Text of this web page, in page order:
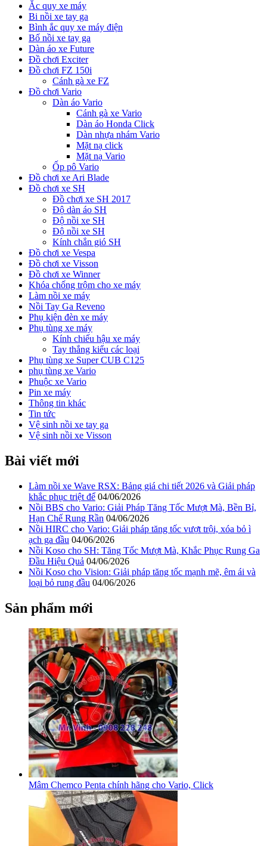
Ắc quy xe máy
Bi nồi xe tay ga
Bình ắc quy xe máy điện
Bố nồi xe tay ga
Dàn áo xe Future
Đồ chơi Exciter
Đồ chơi FZ 150i
Cánh gà xe FZ
Đồ chơi Vario
Dàn áo Vario
Cánh gà xe Vario
Dàn áo Honda Click
Dàn nhựa nhám Vario
Mặt nạ click
Mặt nạ Vario
Ốp pô Vario
Đồ chơi xe Ari Blade
Đồ chơi xe SH
Đồ chơi xe SH 2017
Độ dàn áo SH
Độ nồi xe SH
Độ nồi xe SH
Kính chắn gió SH
Đồ chơi xe Vespa
Đồ chơi xe Visson
Đồ chơi xe Winner
Khóa chống trộm cho xe máy
Làm nồi xe máy
Nồi Tay Ga Reveno
Phụ kiện đèn xe máy
Phụ tùng xe máy
Kính chiếu hậu xe máy
Tay thắng kiểu các loại
Phụ tùng xe Super CUB C125
phụ tùng xe Vario
Phuộc xe Vario
Pin xe máy
Thông tin khác
Tin tức
Vệ sinh nồi xe tay ga
Vệ sinh nồi xe Visson
Bài viết mới
Làm nồi xe Wave RSX: Bảng giá chi tiết 2026 và Giải pháp
khắc phục triệt để 04/06/2026
Nồi BBS cho Vario: Giải Pháp Tăng Tốc Mượt Mà, Bền Bỉ,
Hạn Chế Rung Rần 04/06/2026
Nồi HIRC cho Vario: Giải pháp tăng tốc vượt trội, xóa bỏ ì
ạch ga đầu 04/06/2026
Nồi Koso cho SH: Tăng Tốc Mượt Mà, Khắc Phục Rung Ga
Đầu Hiệu Quả 04/06/2026
Nồi Koso cho Vision: Giải pháp tăng tốc mạnh mẽ, êm ái và
loại bỏ rung đầu 04/06/2026
Sản phẩm mới
Mâm Chemco Penta chính hãng cho Vario, Click